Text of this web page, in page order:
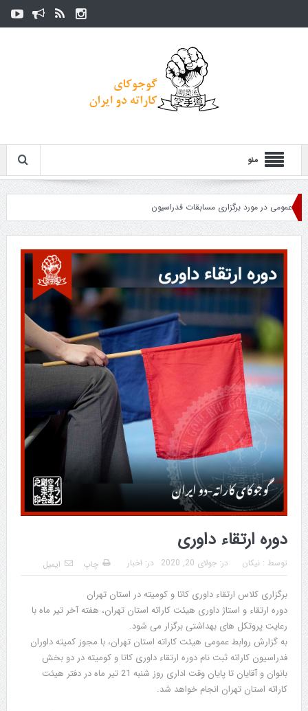
منو
در مورد برگزاری مسابقات فدراسیون
دوره ارتقاء داوری
توسط : نیکان در: جولای 20, 2020 در: اخبار چاپ ایمیل
برگزاری کلاس ارتقاء داوری کاتا و کومیته در استان تهران
دوره ارتقاء و استاژ داوری هیئت کاراته استان تهران، هفته آخر تیر ماه با
رعایت پروتکل های بهداشتی برگزار می شود.
به گزارش روابط عمومی هیئت کاراته استان تهران، با مجوز کمیته داوران
فدراسیون کاراته ثبت نام دوره ارتقاء داوری کاتا و کومیته در دو بخش
بانوان و آقایان تا پایان وقت اداری روز شنبه 21 تیر ماه در دفتر هیئت
کاراته استان تهران انجام خواهد شد.